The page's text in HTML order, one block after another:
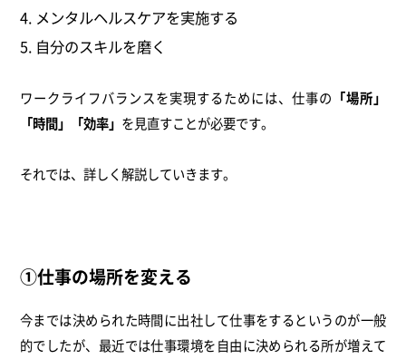
メンタルヘルスケアを実施する
自分のスキルを磨く
ワークライフバランスを実現するためには、仕事の 「場所」
「時間」「効率」 を見直すことが必要です。
それでは、詳しく解説していきます。
①仕事の場所を変える
今までは決められた時間に出社して仕事をするというのが一般
的でしたが、最近では仕事環境を自由に決められる所が増えて